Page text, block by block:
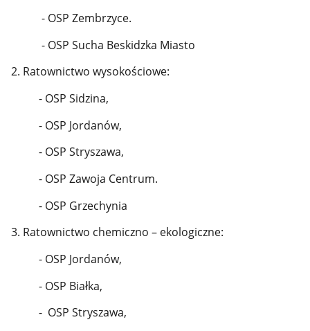
- OSP Zembrzyce.
- OSP Sucha Beskidzka Miasto
2. Ratownictwo wysokościowe:
- OSP Sidzina,
- OSP Jordanów,
- OSP Stryszawa,
- OSP Zawoja Centrum.
- OSP Grzechynia
3. Ratownictwo chemiczno – ekologiczne:
- OSP Jordanów,
- OSP Białka,
- OSP Stryszawa,